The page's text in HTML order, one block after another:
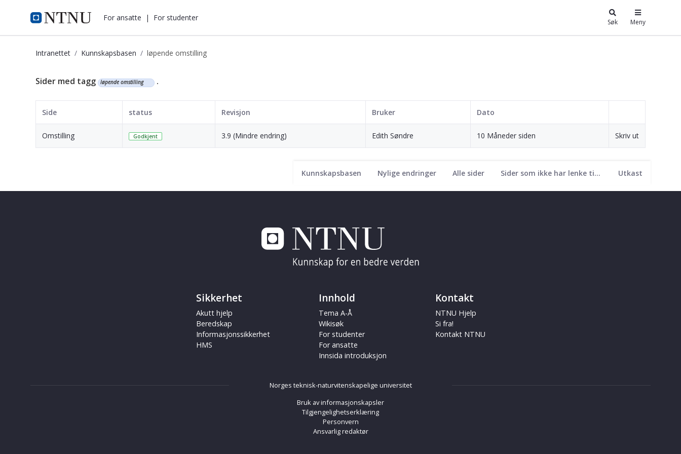
i.ntnu.no For ansatte | For studenter Søk Meny
Intranettet Kunnskapsbasen løpende omstilling
Kunnskapsbasen
Kunnskapsbasen Nylige endringer Alle sider Sider som ikke har lenke til seg Utkast
Sider med tagg løpende omstilling .
Side status Revisjon Bruker Dato
Omstilling Godkjent 3.9 (Mindre endring) Edith Søndre 10 Måneder siden Skriv ut
Sikkerhet
Akutt hjelp
Beredskap
Informasjonssikkerhet
HMS
Innhold
Tema A-Å
Wikisøk
For studenter
For ansatte
Innsida introduksjon
Kontakt
NTNU Hjelp
Si fra!
Kontakt NTNU
Norges teknisk-naturvitenskapelige universitet
Bruk av informasjonskapsler
Tilgjengelighetserklæring
Personvern
Ansvarlig redaktør